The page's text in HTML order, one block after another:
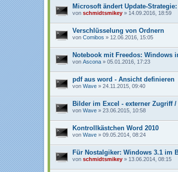
Microsoft ändert Update-
von schmidtsmikey » 14.09.2016, 18:59
Verschlüsselung von Ordnern
von Comibos » 12.06.2016, 15:05
Notebook mit Freedos: Windows
von Ascona » 05.01.2016, 17:23
pdf aus word - Ansicht definieren
von Wave » 24.11.2015, 09:40
Bilder im Excel - externer Zugriff
von Wave » 23.06.2015, 10:58
Kontrollkästchen Word 2010
von Wave » 09.05.2014, 08:24
Für Nostalgiker: Windows 3.1 im
von schmidtsmikey » 13.06.2014, 08:15